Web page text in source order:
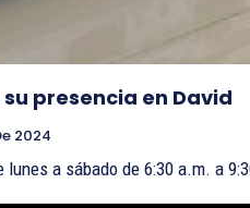
presencia en David
2024
a sábado de 6:30 a.m. a